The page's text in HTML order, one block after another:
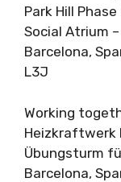
Park Hill
Social Atrium
Barcelona,
L3J
Working
Heizkraftwerk
Übungsturm
Barcelona,